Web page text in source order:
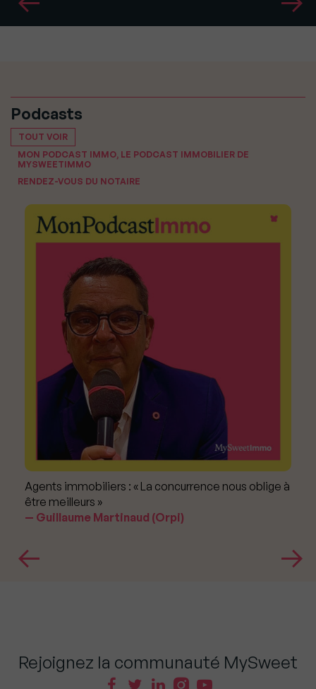
Podcasts
TOUT VOIR
MON PODCAST IMMO, LE PODCAST IMMOBILIER DE
MYSWEETIMMO
RENDEZ-VOUS DU NOTAIRE
Agents immobiliers : « La concurrence nous oblige à
être meilleurs »
Guillaume Martinaud (Orpi)
Rejoignez la communauté MySweet